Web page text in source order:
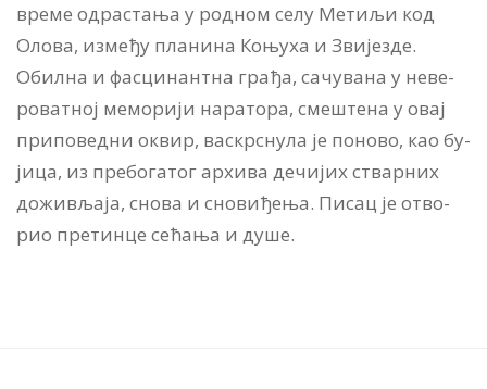
вре­ме од­ра­ста­ња у родном се­лу Ме­ти­љи код
Оло­ва, из­ме­ђу пла­ни­на Ко­њу­ха и Зви­је­зде.
Обил­на и фа­сци­нант­на гра­ђа, са­чу­ва­на у не­ве­
ро­ват­ној ме­мо­ри­ји на­ра­то­ра, сме­ште­на у овај
при­по­вед­ни оквир, вас­кр­сну­ла је по­но­во, као бу­
ји­ца, из пре­бо­га­тог ар­хи­ва де­чи­јих ствар­них
до­жи­вља­ја, сно­ва и сно­ви­ђе­ња. Пи­сац је отво­
рио пре­тин­це се­ћа­ња и ду­ше.